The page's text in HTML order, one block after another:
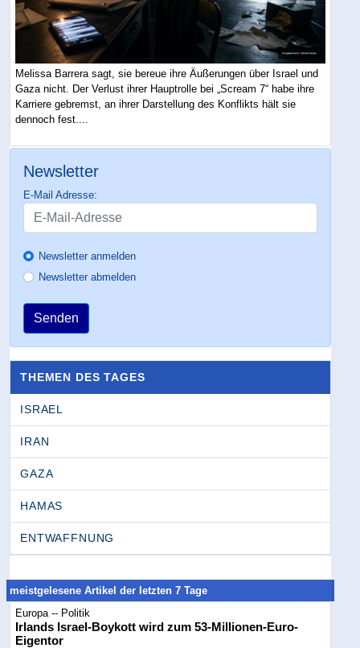
Melissa Barrera sagt, sie bereue ihre Äußerungen über Israel und
Gaza nicht. Der Verlust ihrer Hauptrolle bei „Scream 7“ habe ihre
Karriere gebremst, an ihrer Darstellung des Konflikts hält sie
dennoch fest....
Newsletter
E-Mail Adresse:
Newsletter anmelden
Newsletter abmelden
Senden
THEMEN DES TAGES
ISRAEL
IRAN
GAZA
HAMAS
ENTWAFFNUNG
meistgelesene Artikel der letzten 7 Tage
Europa -- Politik
Irlands Israel-Boykott wird zum 53-Millionen-Euro-
Eigentor